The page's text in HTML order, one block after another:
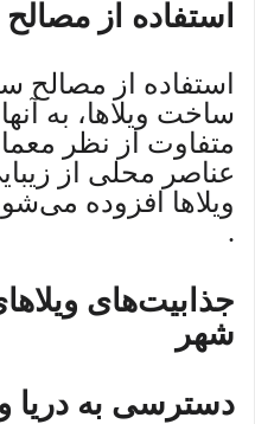
استفاده از
استفاده از مصالح
ساخت ویلاها، به
متفاوت از نظر
عناصر محلی از
ویلاها افزوده
.
جذابیت‌های
شهر
دسترسی به دریا